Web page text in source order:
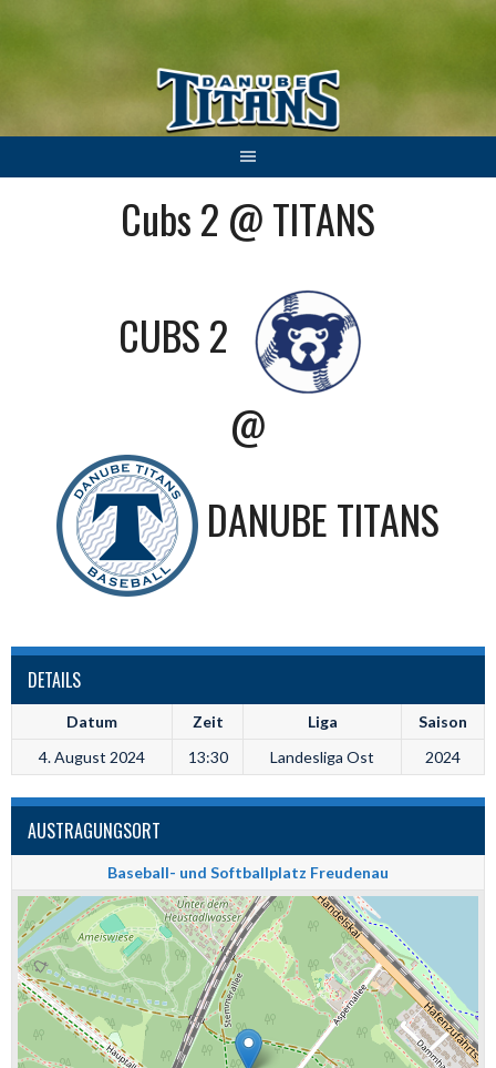
Cubs 2 @ TITANS
CUBS 2
@
DANUBE TITANS
DETAILS
Datum Zeit Liga
Saison
4. August 2024
13:30 Landesliga Ost 2024
AUSTRAGUNGSORT
Baseball- und Softballplatz Freudenau